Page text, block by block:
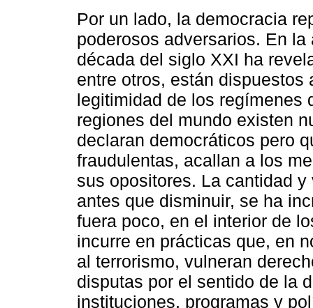
Por un lado, la democracia
poderosos adversarios. En
década del siglo XXI ha
entre otros, están
legitimidad de los regímenes
regiones del mundo existen
declaran democráticos pero
fraudulentas, acallan a los
sus opositores. La cantidad
antes que disminuir, se ha
fuera poco, en el interior de
incurre en prácticas que, en
al terrorismo, vulneran
disputas por el sentido de la
instituciones, programas y